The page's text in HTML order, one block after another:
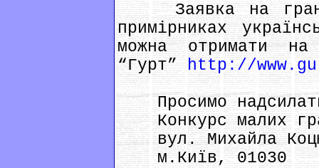
Заявка на грант
примірниках
можна отримати на
“Гурт” http://
Просимо
Конкурс малих
вул. Михайла
м.Київ, 01030